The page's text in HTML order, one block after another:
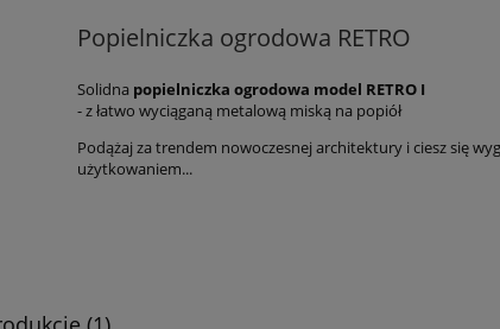
Popielniczka ogrodowa RETRO
Solidna popielniczka ogrodowa model RETRO I
- z łatwo wyciąganą metalową miską na popiół
Podążaj za trendem nowoczesnej architektury i ciesz się
użytkowaniem...